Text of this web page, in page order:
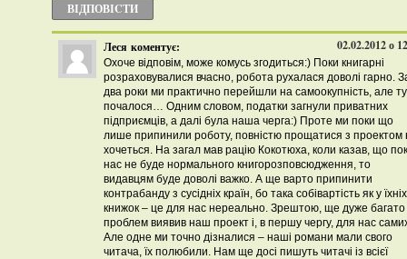
ВІДПОВІCТИ
Леся коментує: 02.02.2012 о
Охоче відповім, може комусь згодиться:) Поки книгарні
розраховувалися вчасно, робота рухалася доволі гарно.
два роки ми практично перейшли на самоокупність, але
почалося… Одним словом, податки загнули приватних
підприємців, а далі була наша черга:) Проте ми поки що
лише припинили роботу, повністю прощатися з проектом
хочеться. На загал мав рацію Кокотюха, коли казав, що
нас не буде нормального книгорозповсюдження, то
видавцям буде доволі важко. А ще варто припинити
контрабанду з сусідніх країн, бо така собівартість як у їхніх
книжок – це для нас нереально. Зрештою, ще дуже багато
проблем виявив наш проект і, в першу чергу, для нас
Але одне ми точно дізналися – наші романи мали свого
читача, їх полюбили. Нам ще досі пишуть читачі із всієї